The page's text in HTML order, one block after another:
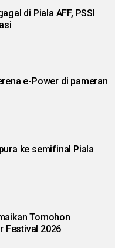
di Piala AFF, PSSI
e-Power di pameran
ke semifinal Piala
Tomohon
Festival 2026